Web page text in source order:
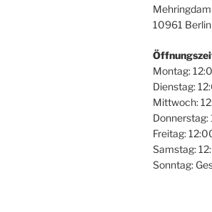
10961 Berlin
Montag:
Dienstag:
Mittwoch:
Freitag:
Samstag:
Sonntag: